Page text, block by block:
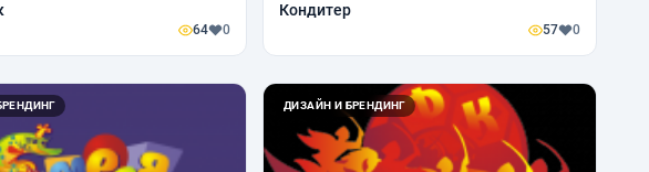
64 0
Кондитер
57 0
ДИЗАЙН И БРЕНДИНГ